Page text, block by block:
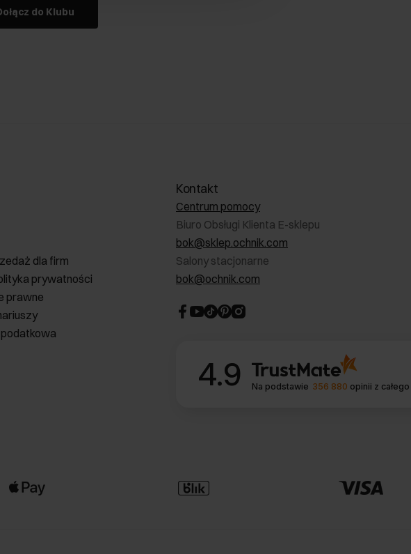
do Klubu
dla firm
prywatności
prawne
Kontakt
Centrum pomocy
Biuro Obsługi Klienta E-sklepu
bok@sklep.ochnik.com
Salony stacjonarne
bok@ochnik.com
4.9 Na podstawie 356 880 opinii z